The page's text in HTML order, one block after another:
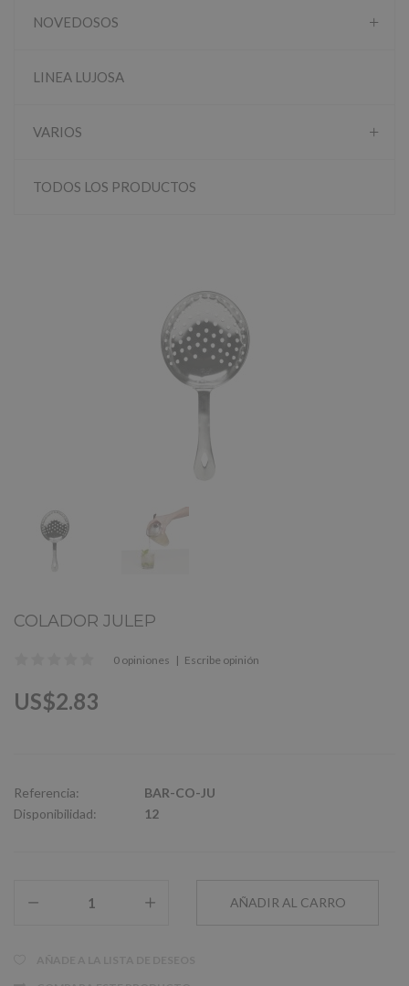
NOVEDOSOS
LINEA LUJOSA
VARIOS
TODOS LOS PRODUCTOS
COLADOR JULEP
0 opiniones | Escribe opinión
US$2.83
Referencia:
BAR-CO-JU
Disponibilidad:
12